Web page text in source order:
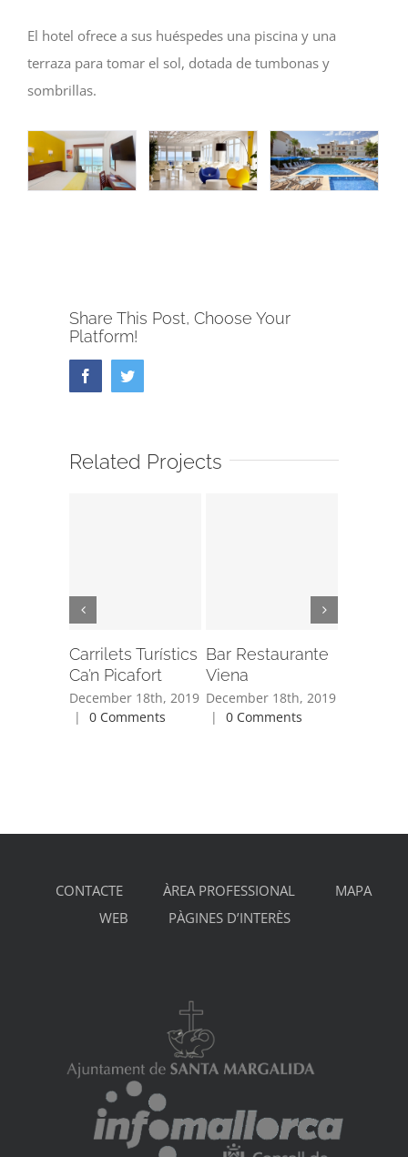
El hotel ofrece a sus huéspedes una piscina y una
terraza para tomar el sol, dotada de tumbonas y
sombrillas.
Share This Post, Choose Your
Platform!
FacebookTwitter
Related Projects
Carrilets Turístics
Ca’n Picafort
December 18th, 2019
|
0 Comments
Bar Restaurante
Viena
December 18th, 2019
|
0 Comments
CONTACTE ÀREA PROFESSIONAL
MAPA
WEB
PÀGINES D’INTERÈS